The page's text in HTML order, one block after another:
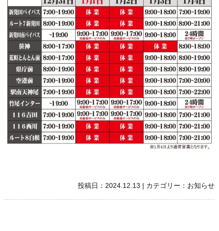
投稿日：2024.12.13 | カテゴリー： お知らせ